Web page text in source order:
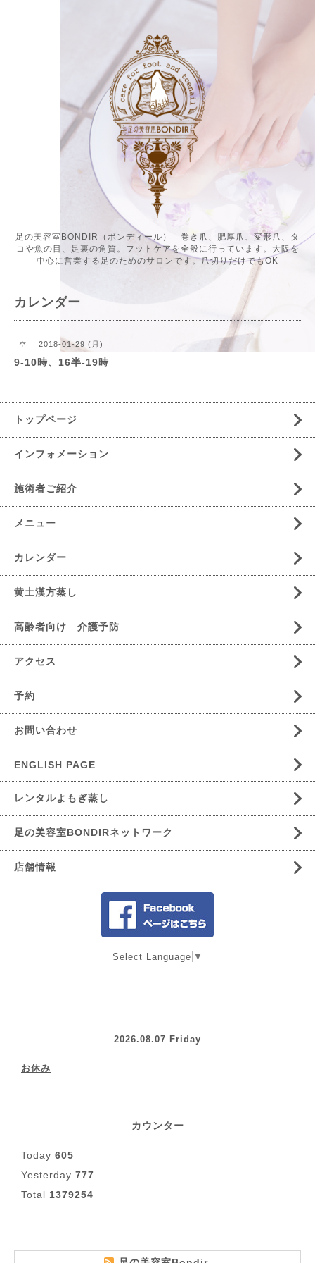
足の美容室BONDIR（ボンディール） 巻き爪、肥厚爪、変形爪、タ
コや魚の目、足裏の角質。フットケアを全般に行っています。大阪を
中心に営業する足のためのサロンです。爪切りだけでもOK
カレンダー
空 2018-01-29 (月)
9-10時、16半-19時
トップページ
インフォメーション
施術者ご紹介
メニュー
カレンダー
黄土漢方蒸し
高齢者向け 介護予防
アクセス
予約
お問い合わせ
ENGLISH PAGE
レンタルよもぎ蒸し
足の美容室BONDIRネットワーク
店舗情報
Select Language ▼
2026.08.07 Friday
お休み
カウンター
Today 605
Yesterday 777
Total 1379254